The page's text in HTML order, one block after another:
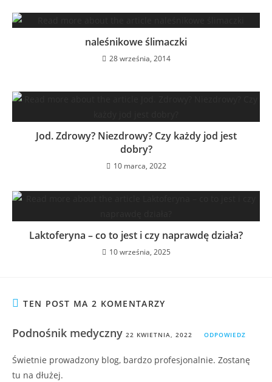
naleśnikowe ślimaczki
28 września, 2014
Jod. Zdrowy? Niezdrowy? Czy każdy jod jest
dobry?
10 marca, 2022
Laktoferyna – co to jest i czy naprawdę działa?
10 września, 2025
TEN POST MA 2 KOMENTARZY
Podnośnik medyczny 22 KWIETNIA, 2022 ODPOWIEDZ
Świetnie prowadzony blog, bardzo profesjonalnie. Zostanę
tu na dłużej.